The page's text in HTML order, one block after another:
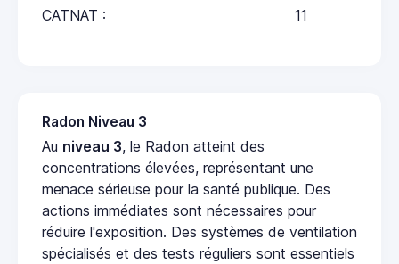
CATNAT : 11
Radon Niveau 3
Au niveau 3, le Radon atteint des
concentrations élevées, représentant une
menace sérieuse pour la santé publique. Des
actions immédiates sont nécessaires pour
réduire l'exposition. Des systèmes de ventilation
spécialisés et des tests réguliers sont essentiels